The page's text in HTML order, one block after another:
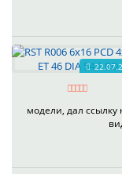
модели, дал ссылку